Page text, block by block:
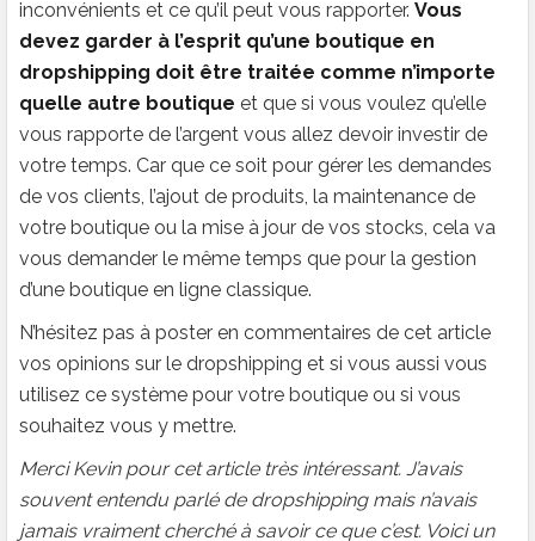
inconvénients et ce qu’il peut vous rapporter. Vous
devez garder à l’esprit qu’une boutique en
dropshipping doit être traitée comme n’importe
quelle autre boutique et que si vous voulez qu’elle
vous rapporte de l’argent vous allez devoir investir de
votre temps. Car que ce soit pour gérer les demandes
de vos clients, l’ajout de produits, la maintenance de
votre boutique ou la mise à jour de vos stocks, cela va
vous demander le même temps que pour la gestion
d’une boutique en ligne classique.
N’hésitez pas à poster en commentaires de cet article
vos opinions sur le dropshipping et si vous aussi vous
utilisez ce système pour votre boutique ou si vous
souhaitez vous y mettre.
Merci Kevin pour cet article très intéressant. J’avais
souvent entendu parlé de dropshipping mais n’avais
jamais vraiment cherché à savoir ce que c’est. Voici un